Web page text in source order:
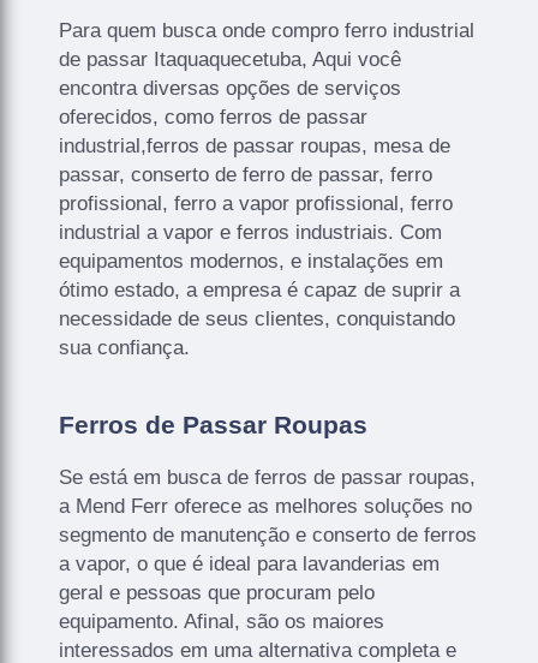
Para quem busca onde compro ferro industrial
de passar Itaquaquecetuba, Aqui você
encontra diversas opções de serviços
oferecidos, como ferros de passar
industrial,ferros de passar roupas, mesa de
passar, conserto de ferro de passar, ferro
profissional, ferro a vapor profissional, ferro
industrial a vapor e ferros industriais. Com
equipamentos modernos, e instalações em
ótimo estado, a empresa é capaz de suprir a
necessidade de seus clientes, conquistando
sua confiança.
Ferros de Passar Roupas
Se está em busca de ferros de passar roupas,
a Mend Ferr oferece as melhores soluções no
segmento de manutenção e conserto de ferros
a vapor, o que é ideal para lavanderias em
geral e pessoas que procuram pelo
equipamento. Afinal, são os maiores
interessados em uma alternativa completa e